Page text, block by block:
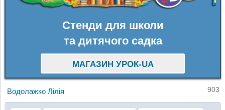
Стенди для школи
та дитячого садка
МАГАЗИН УРОК-UA
Водолажко Лілія 903